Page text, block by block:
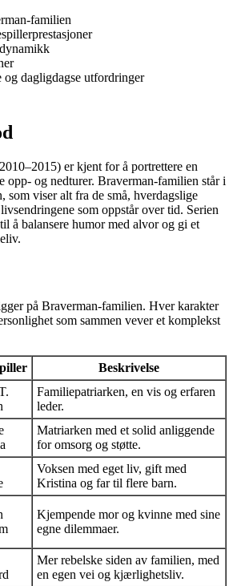
familien
og dagligdagse utfordringer
er kjent for å portrettere en
opp- og nedturer. Braverman-familien står i
som viser alt fra de små, hverdagslige
som oppstår over tid. Serien
å balansere humor med alvor og gi et
på Braverman-familien. Hver karakter
som sammen vever et komplekst
Beskrivelse
Familiepatriarken, en vis og erfaren
leder.
Matriarken med et solid anliggende
for omsorg og støtte.
Voksen med eget liv, gift med
Kristina og far til flere barn.
Kjempende mor og kvinne med sine
egne dilemmaer.
Mer rebelske siden av familien, med
en egen vei og kjærlighetsliv.